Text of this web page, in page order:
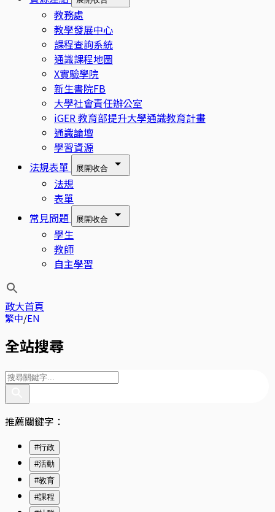
教務處
教學發展中心
課程查詢系統
通識課程地圖
X實驗學院
新生書院FB
大學社會責任辦公室
iGER 教育部提升大學通識教育計畫
通識論壇
學習資源
法規表單
展開收合
法規
表單
常見問題
展開收合
學生
教師
自主學習
政大首頁
繁中 EN
全站搜尋
推薦關鍵字：
#行政
#活動
#教育
#課程